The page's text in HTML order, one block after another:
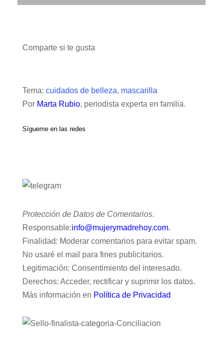
Comparte si te gusta
Tema: cuidados de belleza, mascarilla
Por Marta Rubio, periodista experta en familia.
Sígueme en las redes
Protección de Datos de Comentarios.
Responsable:info@mujerymadrehoy.com.
Finalidad: Moderar comentarios para evitar spam.
No usaré el mail para fines publicitarios.
Legitimación: Consentimiento del interesado.
Derechos: Acceder, rectificar y suprimir los datos.
Más información en Política de Privacidad